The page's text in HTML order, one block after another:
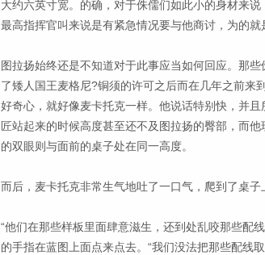
大约六英寸宽。的确，对于侏儒们如此小的身材来
最高指挥官叫来说是有紧急情况要与他商讨，为的就
图拉扬始终还是不知道对于此事应当如何回应。那
了矮人国王麦格尼?铜须的许可之后而在几年之前来
好奇心，就好像麦卡托克一样。他说话特别快，并
匠站起来的时候高度甚至还不及图拉扬的臀部，而
的双眼则与面前的桌子处在同一高度。
而后，麦卡托克非常生气地吐了一口气，爬到了桌子
“他们在那些样板里面肆意滋生，还到处乱咬那些配
的手指在蓝图上面点来点去。“我们没法把那些配线